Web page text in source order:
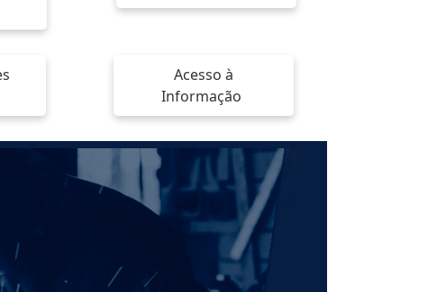
Acesso à
Informação